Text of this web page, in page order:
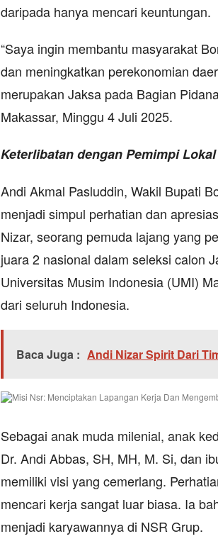
daripada hanya mencari keuntungan.
“Saya ingin membantu masyarakat
dan meningkatkan perekonomian
merupakan Jaksa pada Bagian
Makassar, Minggu 4 Juli 2025.
Keterlibatan dengan Pemimpi Lokal
Andi Akmal Pasluddin, Wakil Bupati
menjadi simpul perhatian dan
Nizar, seorang pemuda lajang yang
juara 2 nasional dalam seleksi calon
Universitas Musim Indonesia (UMI)
dari seluruh Indonesia.
Baca Juga : Andi Nizar Spirit Dari
Sebagai anak muda milenial, anak
Dr. Andi Abbas, SH, MH, M. Si, dan
memiliki visi yang cemerlang.
mencari kerja sangat luar biasa. Ia
menjadi karyawannya di NSR Grup.